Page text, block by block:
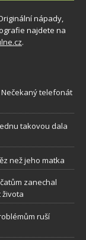
nápady,
najdete na
.
telefonát
takovou dala
než jeho matka
zanechal
života
ruší